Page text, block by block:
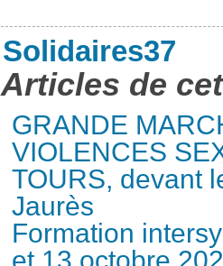
Solidaires37
Articles de
GRANDE
VIOLENCES
TOURS, devant
Jaurès
Formation